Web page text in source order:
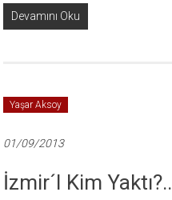
Devamını Oku
Yaşar Aksoy
01/09/2013
İzmir´i Kim Yaktı?..